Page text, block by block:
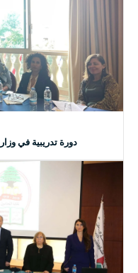
of National
Network of Women
workshop on the Use of
30 and for Monitoring,
the Women, Peace, and